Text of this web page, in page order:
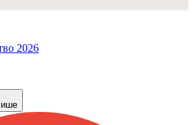
2026